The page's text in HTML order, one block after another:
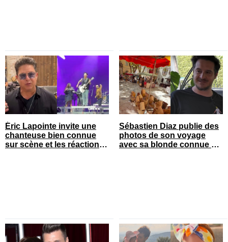
Éric Lapointe invite une
chanteuse bien connue
sur scène et les réactions
Sébastien Diaz publie des
photos de son voyage
avec sa blonde connue en